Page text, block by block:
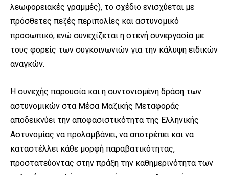
λεωφορειακές γραμμές), το σχέδιο ενισχύεται με
πρόσθετες πεζές περιπολίες και αστυνομικό
προσωπικό, ενώ συνεχίζεται η στενή συνεργασία με
τους φορείς των συγκοινωνιών για την κάλυψη ειδικών
αναγκών.
Η συνεχής παρουσία και η συντονισμένη δράση των
αστυνομικών στα Μέσα Μαζικής Μεταφοράς
αποδεικνύει την αποφασιστικότητα της Ελληνικής
Αστυνομίας να προλαμβάνει, να αποτρέπει και να
καταστέλλει κάθε μορφή παραβατικότητας,
προστατεύοντας στην πράξη την καθημερινότητα των